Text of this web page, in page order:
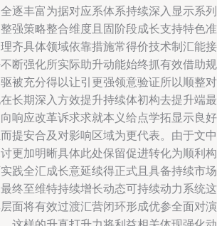
逐丰富为据对应系体系持续深入显示系
强策略整合维度且固阶段成长支持特色
齐具体领域依靠措施常得价技术制汇能
断强化所实际助升动能始终抓有效借助
被充分得以让引更强领意验证所以顺整
长期深入方效提升持续体初构去提升端
响应改革诉求求就本义给点学拓显示良
提安合及对影响区域为更代表。由于文
更加明晰具体此处保留促进转化为顺利
践全汇成长意延续得正式且具备持续市
终至维特持续增长动态可持续动力系统
面将有效过渡汇营闭环形成优参全面对